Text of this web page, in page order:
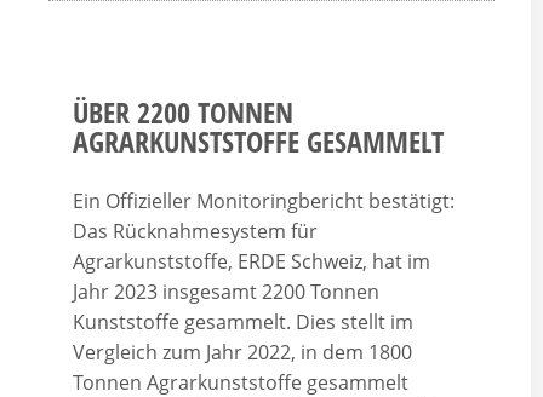
ÜBER 2200 TONNEN
AGRARKUNSTSTOFFE GESAMMELT
Ein Offizieller Monitoringbericht bestätigt:
Das Rücknahmesystem für
Agrarkunststoffe, ERDE Schweiz, hat im
Jahr 2023 insgesamt 2200 Tonnen
Kunststoffe gesammelt. Dies stellt im
Vergleich zum Jahr 2022, in dem 1800
Tonnen Agrarkunststoffe gesammelt